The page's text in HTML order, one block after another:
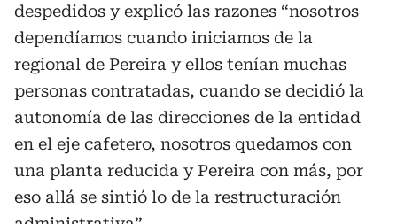
despedidos y explicó las razones “nosotros
dependíamos cuando iniciamos de la
regional de Pereira y ellos tenían muchas
personas contratadas, cuando se decidió la
autonomía de las direcciones de la entidad
en el eje cafetero, nosotros quedamos con
una planta reducida y Pereira con más, por
eso allá se sintió lo de la restructuración